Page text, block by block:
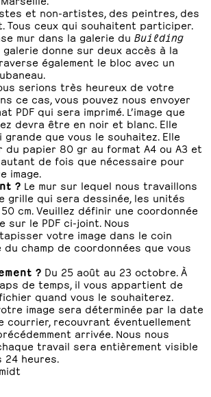
et non-artistes, des peintres, des
Tous ceux qui souhaitent participer.
mur dans la galerie du Building
galerie donne sur deux accès à la
également le bloc avec un
serions très heureux de votre
ce cas, vous pouvez nous envoyer
PDF qui sera imprimé. L’image que
devra être en noir et blanc. Elle
que vous le souhaitez. Elle
du papier 80 gr au format A4 ou A3 et
de fois que nécessaire pour
image.
? Le mur sur lequel nous travaillons
grille qui sera dessinée, les unités
cm. Veuillez définir une coordonnée
sur le PDF ci-joint. Nous
votre image dans le coin
champ de coordonnées que vous
? Du 25 août au 23 octobre. À
de temps, il vous appartient de
quand vous le souhaiterez.
image sera déterminée par la date
courrier, recouvrant éventuellement
arrivée. Nous nous
travail sera entièrement visible
24 heures.